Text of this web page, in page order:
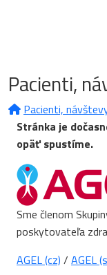
Pacienti,
Pacienti,
Stránka je
opäť spustíme.
Sme členom
poskytovateľa
AGEL (cz) / AGEL